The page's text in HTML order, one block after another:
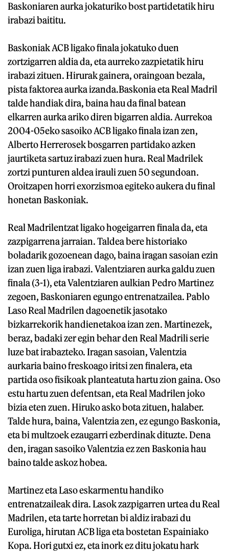
Baskoniaren aurka jokaturiko bost partidetatik hiru
irabazi baititu.
Baskoniak ACB ligako finala jokatuko duen
zortzigarren aldia da, eta aurreko zazpietatik hiru
irabazi zituen. Hirurak gainera, oraingoan bezala,
pista faktorea aurka izanda.Baskonia eta Real Madril
talde handiak dira, baina hau da final batean
elkarren aurka ariko diren bigarren aldia. Aurrekoa
2004-05eko sasoiko ACB ligako finala izan zen,
Alberto Herrerosek bosgarren partidako azken
jaurtiketa sartuz irabazi zuen hura. Real Madrilek
zortzi punturen aldea irauli zuen 50 segundoan.
Oroitzapen horri exorzismoa egiteko aukera du final
honetan Baskoniak.
Real Madrilentzat ligako hogeigarren finala da, eta
zazpigarrena jarraian. Taldea bere historiako
boladarik gozoenean dago, baina iragan sasoian ezin
izan zuen liga irabazi. Valentziaren aurka galdu zuen
finala (3-1), eta Valentziaren aulkian Pedro Martinez
zegoen, Baskoniaren egungo entrenatzailea. Pablo
Laso Real Madrilen dagoenetik jasotako
bizkarrekorik handienetakoa izan zen. Martinezek,
beraz, badaki zer egin behar den Real Madrili serie
luze bat irabazteko. Iragan sasoian, Valentzia
aurkaria baino freskoago iritsi zen finalera, eta
partida oso fisikoak planteatuta hartu zion gaina. Oso
estu hartu zuen defentsan, eta Real Madrilen joko
bizia eten zuen. Hiruko asko bota zituen, halaber.
Talde hura, baina, Valentzia zen, ez egungo Baskonia,
eta bi multzoek ezaugarri ezberdinak dituzte. Dena
den, iragan sasoiko Valentzia ez zen Baskonia hau
baino talde askoz hobea.
Martinez eta Laso eskarmentu handiko
entrenatzaileak dira. Lasok zazpigarren urtea du Real
Madrilen, eta tarte horretan bi aldiz irabazi du
Euroliga, hirutan ACB liga eta bostetan Espainiako
Kopa. Hori gutxi ez, eta inork ez ditu jokatu hark